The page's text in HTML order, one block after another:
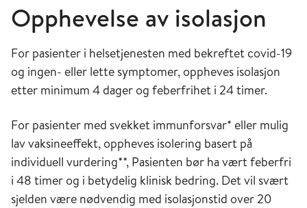
Opphevelse av isolasjon
For pasienter i helsetjenesten med bekreftet covid-19
og ingen- eller lette symptomer, oppheves isolasjon
etter minimum 4 dager og feberfrihet i 24 timer.
For pasienter med svekket immunforsvar* eller mulig
lav vaksineeffekt, oppheves isolering basert på
individuell vurdering**, Pasienten bør ha vært feberfri
i 48 timer og i betydelig klinisk bedring. Det vil svært
sjelden være nødvendig med isolasjonstid over 20